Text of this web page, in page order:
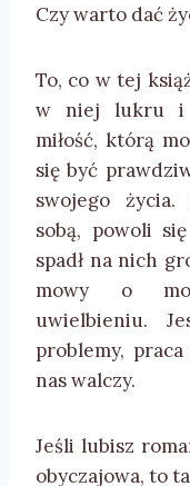
Czy warto dać
To, co w tej
w niej lukru i
miłość, którą
się być
swojego życia.
sobą, powoli
spadł na nich
mowy o
uwielbieniu.
problemy,
nas walczy.
Jeśli lubisz
obyczajowa, to